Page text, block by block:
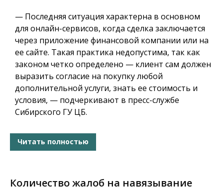
— Последняя ситуация характерна в основном
для онлайн-сервисов, когда сделка заключается
через приложение финансовой компании или на
ее сайте. Такая практика недопустима, так как
законом четко определено — клиент сам должен
выразить согласие на покупку любой
дополнительной услуги, знать ее стоимость и
условия, — подчеркивают в пресс-службе
Сибирского ГУ ЦБ.
Читать полностью
Количество жалоб на навязывание